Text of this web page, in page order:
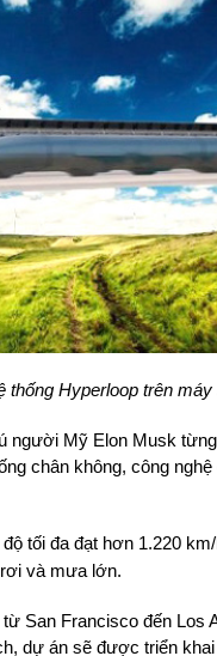
thống Hyperloop trên máy
người Mỹ Elon Musk
chân không, công
tối đa đạt hơn 1.220
và mưa lớn.
San Francisco đến Los
dự án sẽ được triển